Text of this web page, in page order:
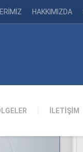
HAKKIMIZDA
İLETİŞİM